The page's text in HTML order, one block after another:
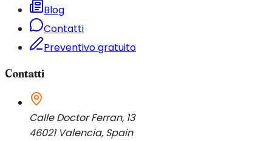
Blog
Contatti
Preventivo gratuito
Contatti
Calle Doctor Ferran, 13
46021 Valencia, Spain